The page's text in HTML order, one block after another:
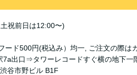
祝前日は12:00〜)
ード500円(税込み）均一, ご注文の際は
7a出口⇒タワーレコードすぐ横の地下一
谷市野ビル B1F